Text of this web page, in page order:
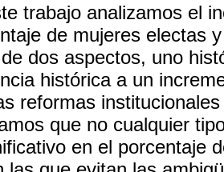
trabajo analizamos el
de mujeres electas
dos aspectos, uno
histórica a un
reformas
que no cualquier
en el porcentaje